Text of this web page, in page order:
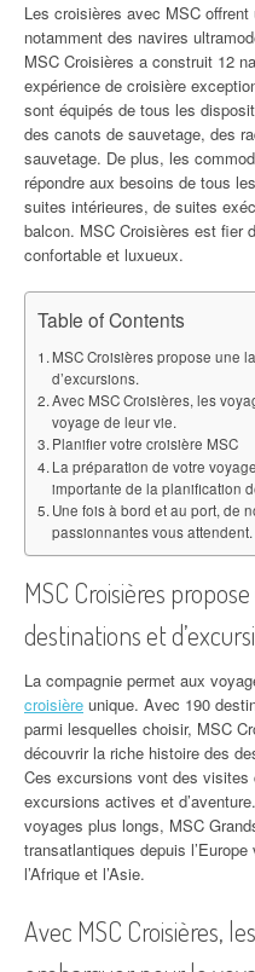
Les croisières avec MSC offrent
notamment des navires
MSC Croisières a construit 12
expérience de croisière
sont équipés de tous les
des canots de sauvetage, des
sauvetage. De plus, les
répondre aux besoins de tous
suites intérieures, de suites
balcon. MSC Croisières est fier
confortable et luxueux.
Table of Contents
MSC Croisières propose une
d’excursions.
Avec MSC Croisières, les
voyage de leur vie.
Planifier votre croisière MSC
La préparation de votre
importante de la planification
Une fois à bord et au port, de
passionnantes vous attendent.
MSC Croisières
destinations et
La compagnie permet aux
croisière unique. Avec 190
parmi lesquelles choisir, MSC
découvrir la riche histoire des
Ces excursions vont des
excursions actives et
voyages plus longs, MSC
transatlantiques depuis
l’Afrique et l’Asie.
Avec MSC Croisières,